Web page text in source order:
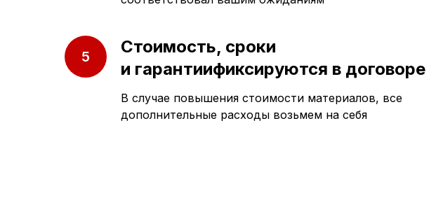
Стоимость, сроки
и гарантиификсируются в договоре
В случае повышения стоимости материалов, все
дополнительные расходы возьмем на себя
Приезжайте к нам
в офис
г. Саратов, улица имени Е.И.